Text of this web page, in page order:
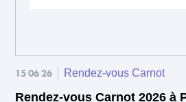
15 06 26 Rendez-vous Carnot
Rendez-vous Carnot 2026 à